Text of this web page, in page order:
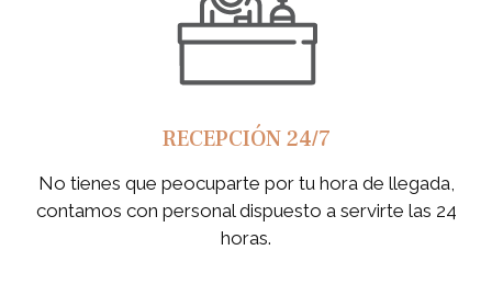
RECEPCIÓN 24/7
No tienes que peocuparte por tu hora de llegada,
contamos con personal dispuesto a servirte las 24
horas.